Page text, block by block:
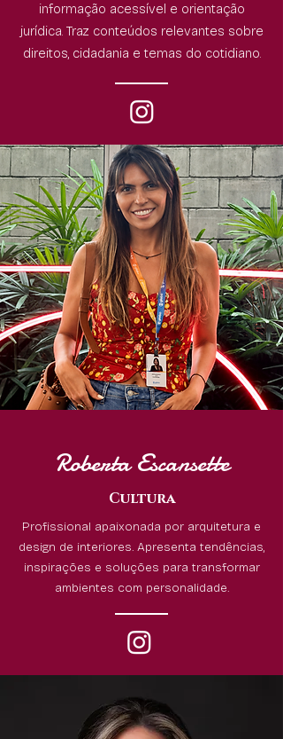
informação acessível e orientação
jurídica. Traz conteúdos relevantes sobre
direitos, cidadania e temas do cotidiano.
Roberta Escansette
Cultura
Profissional apaixonada por arquitetura e
design de interiores. Apresenta tendências,
inspirações e soluções para transformar
ambientes com personalidade.